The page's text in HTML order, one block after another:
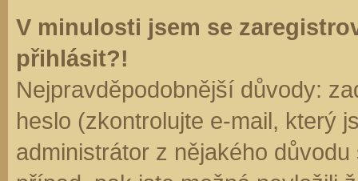
V minulosti jsem se
přihlásit?!
Nejpravděpodobnější důvody:
heslo (zkontrolujte e-mail, který
administrátor z nějakého